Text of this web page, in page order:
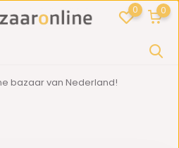
0 0
bazaar van Nederland!